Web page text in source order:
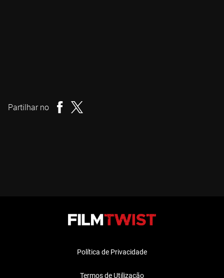
Partilhar no
Política de Privacidade
Termos de Utilização